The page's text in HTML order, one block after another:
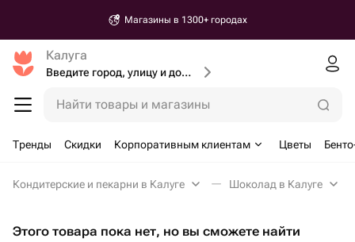
Магазины в 1300+ городах
Калуга
Введите город, улицу и дом доставки
Найти товары и магазины
Тренды Скидки Корпоративным клиентам Цветы
Кондитерские и пекарни в Калуге Шоколад в Калуге
Этого товара пока нет, но вы сможете найти